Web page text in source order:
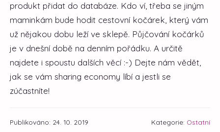
produkt přidat do databáze. Kdo ví, třeba se jiným
maminkám bude hodit cestovní kočárek, který vám
už nějakou dobu leží ve sklepě. Půjčování kočárků
je v dnešní době na denním pořádku. A určitě
najdete i spoustu dalších věcí :-) Dejte nám vědět,
jak se vám sharing economy líbí a jestli se
zúčastníte!
Publikováno: 24. 10. 2019 Kategorie: Ostatní